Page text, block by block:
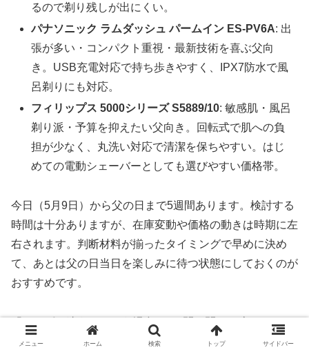
るので剃り残しが出にくい。
パナソニック ラムダッシュ パームイン ES-PV6A: 出
張が多い・コンパクト重視・最新技術を喜ぶ父向
き。USB充電対応で持ち歩きやすく、IPX7防水で風
呂剃りにも対応。
フィリップス 5000シリーズ S5889/10: 敏感肌・風呂
剃り派・予算を抑えたい父向き。回転式で肌への負
担が少なく、丸洗い対応で清潔を保ちやすい。はじ
めての電動シェーバーとしても選びやすい価格帯。
今日（5月9日）から父の日まで5週間あります。検討する
時間は十分ありますが、在庫変動や価格の動きは時期に左
右されます。判断材料が揃ったタイミングで早めに決め
て、あとは父の日当日を楽しみに待つ状態にしておくのが
おすすめです。
「やっぱり迷う」という場合は、5問の問いに戻って、一
番気になるQ（ヒゲの濃さ or 持ち歩き頻度 or 予算）を優
メニュー ホーム 検索 トップ サイドバー